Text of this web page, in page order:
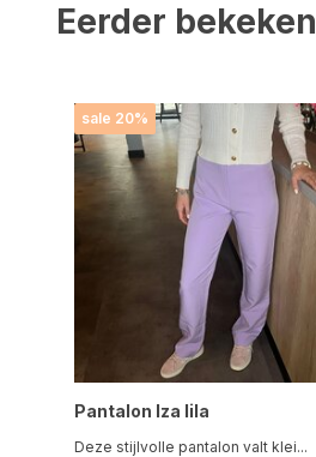
Eerder bekeken
sale 20%
Pantalon Iza lila
Deze stijlvolle pantalon valt klei...